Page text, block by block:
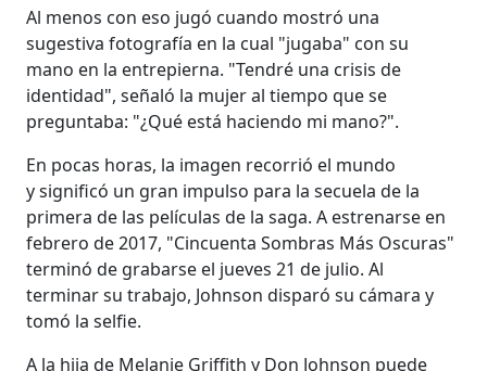
Al menos con eso jugó cuando mostró una
sugestiva fotografía en la cual "jugaba" con su
mano en la entrepierna. "Tendré una crisis de
identidad", señaló la mujer al tiempo que se
preguntaba: "¿Qué está haciendo mi mano?".
En pocas horas, la imagen recorrió el mundo
y significó un gran impulso para la secuela de la
primera de las películas de la saga. A estrenarse en
febrero de 2017, "Cincuenta Sombras Más Oscuras"
terminó de grabarse el jueves 21 de julio. Al
terminar su trabajo, Johnson disparó su cámara y
tomó la selfie.
A la hija de Melanie Griffith y Don Johnson puede